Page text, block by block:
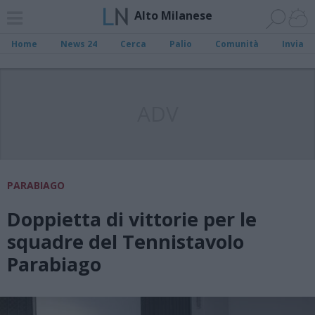
Alto Milanese
Home News 24 Cerca Palio Comunità Invia
PARABIAGO
Doppietta di vittorie per le
squadre del Tennistavolo
Parabiago